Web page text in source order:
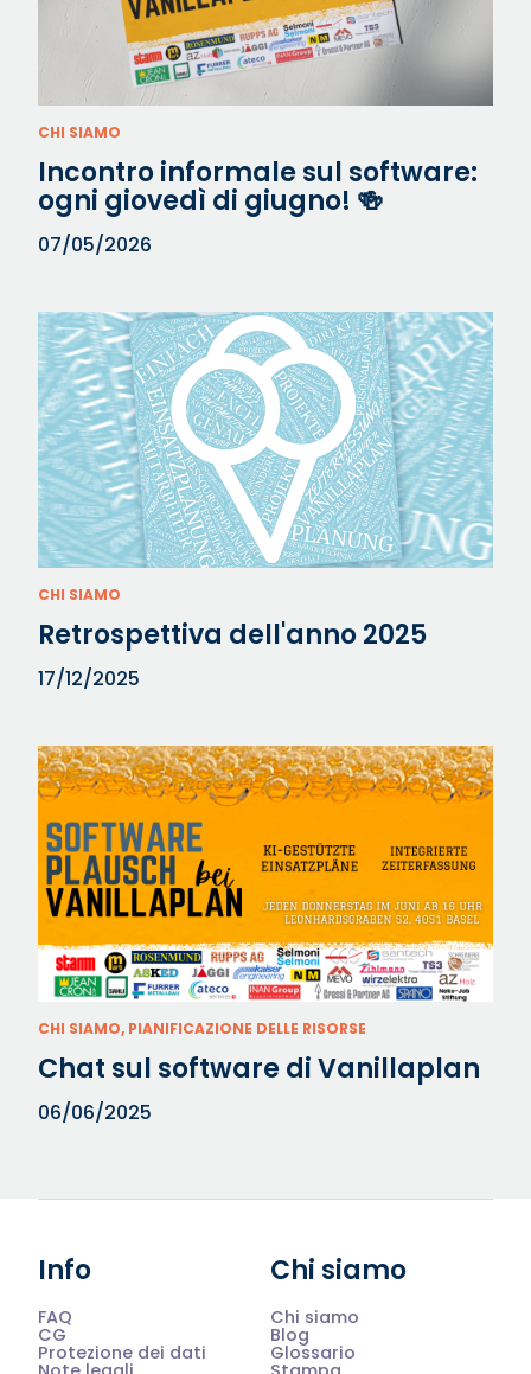
CHI SIAMO
Incontro informale sul software:
ogni giovedì di giugno! 🍻⁠
07/05/2026
CHI SIAMO
Retrospettiva dell'anno 2025
17/12/2025
CHI SIAMO, PIANIFICAZIONE DELLE RISORSE
Chat sul software di Vanillaplan
06/06/2025
Info
FAQ
CG
Protezione dei dati
Chi siamo
Chi siamo
Blog
Glossario